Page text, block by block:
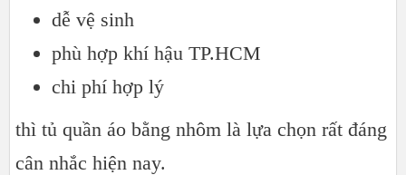
dễ vệ sinh
phù hợp khí hậu TP.HCM
chi phí hợp lý
thì tủ quần áo bằng nhôm là lựa chọn rất đáng
cân nhắc hiện nay.